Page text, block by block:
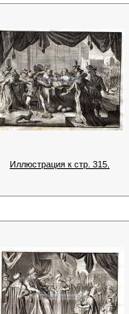
Иллюстрация к стр. 315.